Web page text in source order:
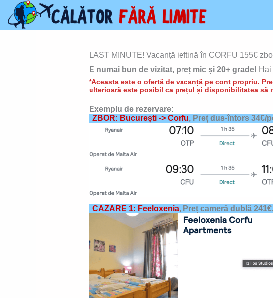
content
LAST MINUTE! Vacanță ieftină în CORFU 155€
E numai bun de vizitat, preț mic și 20+ grade! Hai
*Aceasta este o ofertă de vacanță pe cont propriu.
ulterioară este posibil ca prețul și disponibilitatea să
Exemplu de rezervare:
ZBOR: București -> Corfu, Preț dus-întors 34€/
CAZARE 1: Feeloxenia, Preț cameră dublă